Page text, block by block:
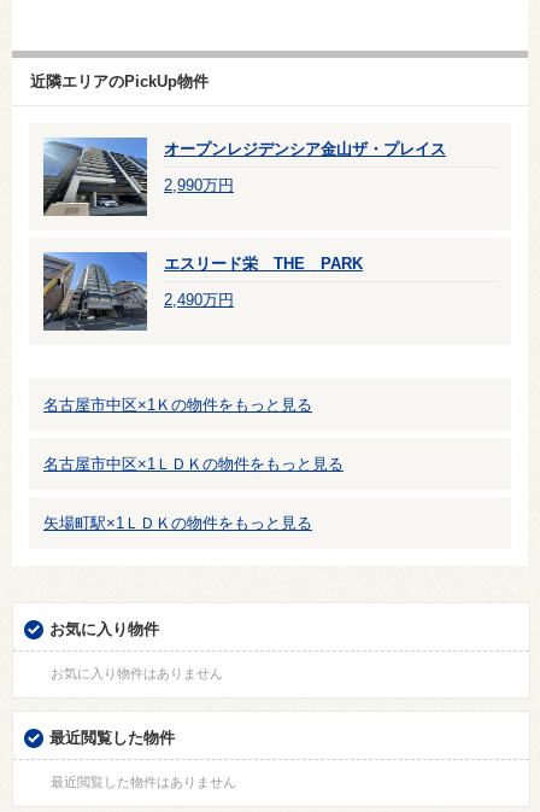
近隣エリアのPickUp物件
オープンレジデンシア金山ザ・プレイス
2,990万円
エスリード栄 THE PARK
2,490万円
名古屋市中区×1Ｋの物件をもっと見る
名古屋市中区×1ＬＤＫの物件をもっと見る
矢場町駅×1ＬＤＫの物件をもっと見る
お気に入り物件
お気に入り物件はありません
最近閲覧した物件
最近閲覧した物件はありません